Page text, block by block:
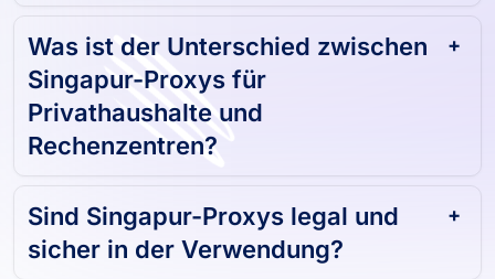
Was ist der Unterschied zwischen
Singapur-Proxys für
Privathaushalte und
Rechenzentren?
Sind Singapur-Proxys legal und
sicher in der Verwendung?